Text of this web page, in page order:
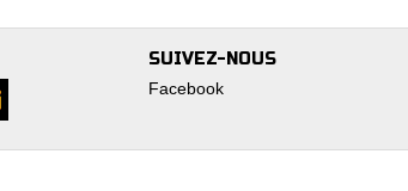
SUIVEZ-NOUS
Facebook